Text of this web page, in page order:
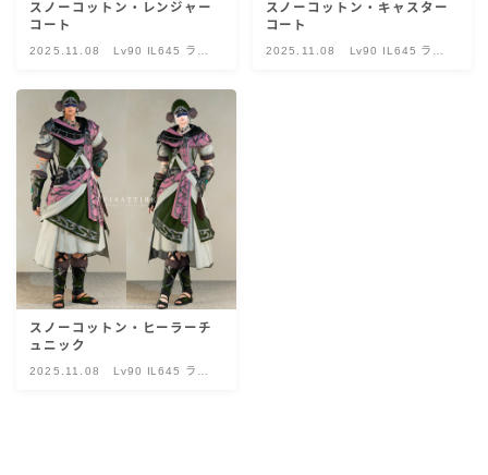
東方風デザイン
アジムステップ風デザイン
マント
ローライズ
ミニスカート
スノーコットン・レンジャー
コート
2025.11.08
Lv90 IL645 ラァ
スノーコットン
スノーコットン・キャスター
コート
2025.11.08
Lv90 IL645 ラァ
スノーコットン・ヒーラーチ
ュニック
2025.11.08
Lv90 IL645 ラァ